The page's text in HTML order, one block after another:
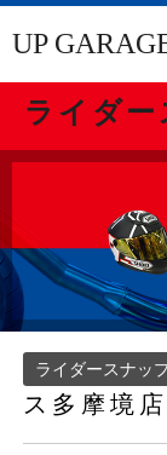
UP
ライダ
ライダースナッ
ス多摩境